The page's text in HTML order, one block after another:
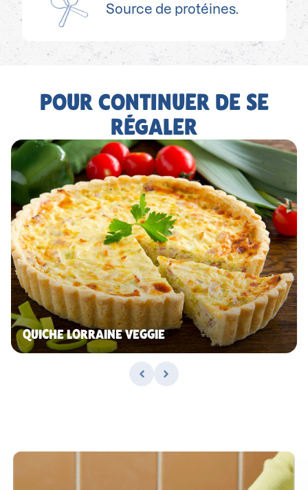
Source de protéines.
POUR CONTINUER DE SE
RÉGALER
QUICHE LORRAINE VEGGIE